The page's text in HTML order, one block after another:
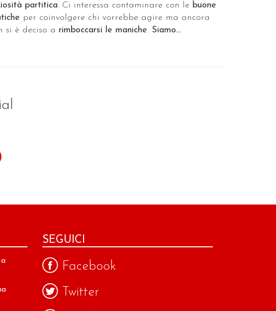
partitica. Ci interessa contaminare con le buone
per coinvolgere chi vorrebbe agire ma ancora
si è deciso a rimboccarsi le maniche. Siamo...
SEGUICI
Facebook
Twitter